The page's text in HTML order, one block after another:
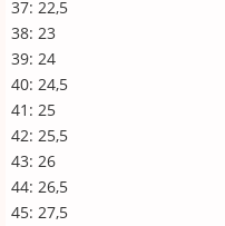
37: 22,5
38: 23
39: 24
40: 24,5
41: 25
42: 25,5
43: 26
44: 26,5
45: 27,5